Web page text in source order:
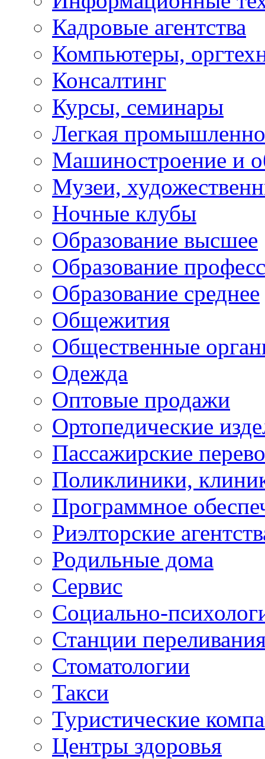
Кадровые агентства
Компьютеры,
Консалтинг
Курсы, семинары
Легкая
Машиностроение и
Музеи,
Ночные клубы
Образование высшее
Образование
Образование среднее
Общежития
Общественные
Одежда
Оптовые продажи
Ортопедические
Пассажирские
Поликлиники,
Программное
Риэлторские
Родильные дома
Сервис
Социально-
Станции
Стоматологии
Такси
Туристические
Центры здоровья